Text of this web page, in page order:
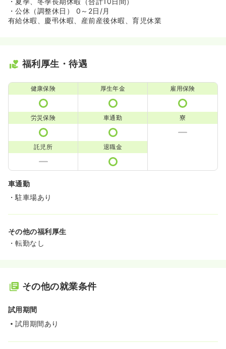
・公休（調整休日） 0～2日/月
有給休暇、慶弔休暇、産前産後休暇、育児休業
福利厚生・待遇
健康保険 厚生年金 雇用保険
労災保険 車通勤 寮
託児所 退職金
車通勤
・駐車場あり
その他の福利厚生
・転勤なし
その他の就業条件
試用期間
試用期間あり